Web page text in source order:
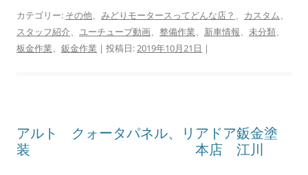
カテゴリー: その他、 みどりモータースってどんな店？ 、 カスタム、
スタッフ紹介、 ユーチューブ動画、 整備作業、 新車情報、 未分類、
板金作業、 鈑金作業 | 投稿日:2019年10月21日 |
アルト クォータパネル、リアドア鈑金塗
装 本店 江川